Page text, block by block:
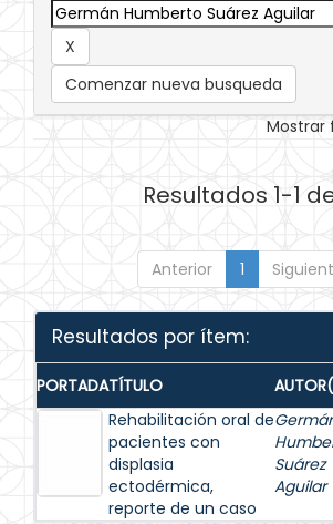
Comenzar nueva busqueda
Mostrar
Resultados 1-1
Anterior 1
Resultados por ítem:
PORTADATÍTULO
Rehabilitación oral de
pacientes con
displasia
ectodérmica,
reporte de un caso
Suárez
Aguilar